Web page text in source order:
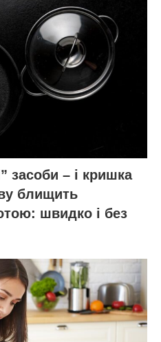
засоби – і кришка
блищить
швидко і без